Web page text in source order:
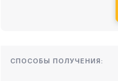
СПОСОБЫ ПОЛУЧЕНИЯ: